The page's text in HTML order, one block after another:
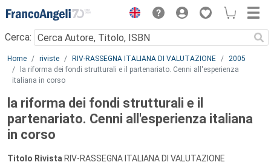
Menu
Cerca:
Main content
Home riviste RIV-RASSEGNA ITALIANA DI VALUTAZIONE
2005
la riforma dei fondi strutturali e il partenariato. Cenni all'esperienza
italiana in corso
la riforma dei fondi strutturali e il
partenariato. Cenni all'esperienza italiana
in corso
Titolo Rivista RIV-RASSEGNA ITALIANA DI VALUTAZIONE